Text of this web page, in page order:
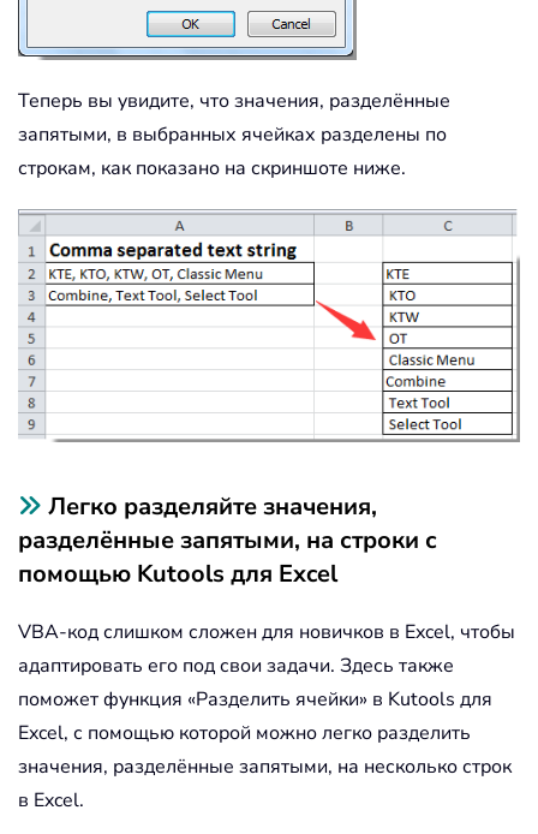
Теперь вы увидите, что значения, разделённые
запятыми, в выбранных ячейках разделены по
строкам, как показано на скриншоте ниже.
Легко разделяйте значения,
разделённые запятыми, на строки с
помощью Kutools для Excel
VBA-код слишком сложен для новичков в Excel, чтобы
адаптировать его под свои задачи. Здесь также
поможет функция «Разделить ячейки» в Kutools для
Excel, с помощью которой можно легко разделить
значения, разделённые запятыми, на несколько строк
в Excel.